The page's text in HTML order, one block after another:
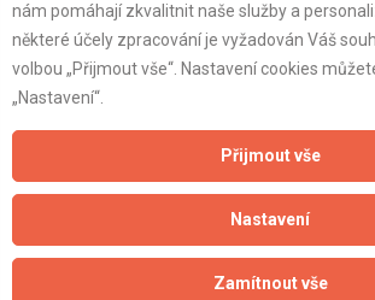
nám pomáhají zkvalitnit naše služby a
některé účely zpracování je vyžadován Váš
volbou „Přijmout vše“. Nastavení cookies
„Nastavení“.
Přijmout vše
Nastavení
Zamítnout vše